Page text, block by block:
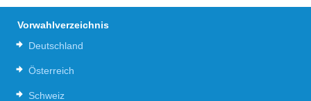
Vorwahlverzeichnis
Deutschland
Österreich
Schweiz